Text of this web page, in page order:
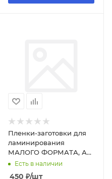
Пленки-заготовки для
ламинирования
МАЛОГО ФОРМАТА, А6,
КОМПЛЕКТ 100 шт., 60
мкм, BRAUBERG, 531784
Есть в наличии
450 ₽/шт